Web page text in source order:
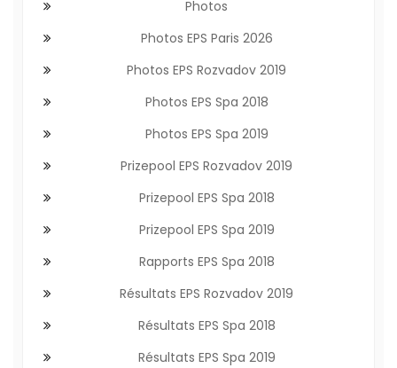
Photos
Photos EPS Paris 2026
Photos EPS Rozvadov 2019
Photos EPS Spa 2018
Photos EPS Spa 2019
Prizepool EPS Rozvadov 2019
Prizepool EPS Spa 2018
Prizepool EPS Spa 2019
Rapports EPS Spa 2018
Résultats EPS Rozvadov 2019
Résultats EPS Spa 2018
Résultats EPS Spa 2019